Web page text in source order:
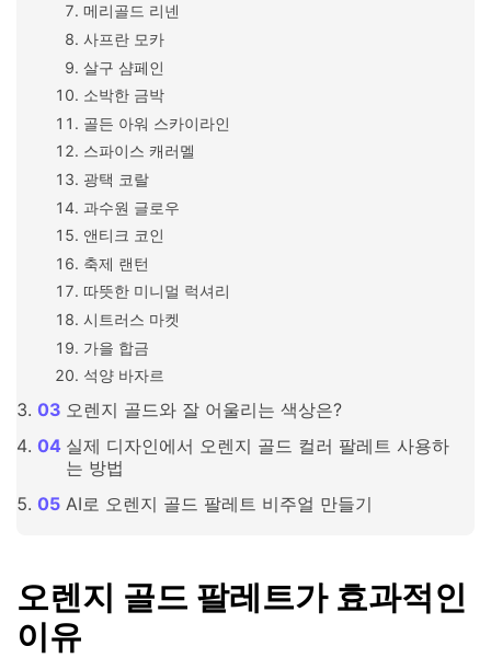
메리골드 리넨
사프란 모카
살구 샴페인
소박한 금박
골든 아워 스카이라인
스파이스 캐러멜
광택 코랄
과수원 글로우
앤티크 코인
축제 랜턴
따뜻한 미니멀 럭셔리
시트러스 마켓
가을 합금
석양 바자르
오렌지 골드와 잘 어울리는 색상은?
실제 디자인에서 오렌지 골드 컬러 팔레트 사용하
는 방법
AI로 오렌지 골드 팔레트 비주얼 만들기
오렌지 골드 팔레트가 효과적인
이유